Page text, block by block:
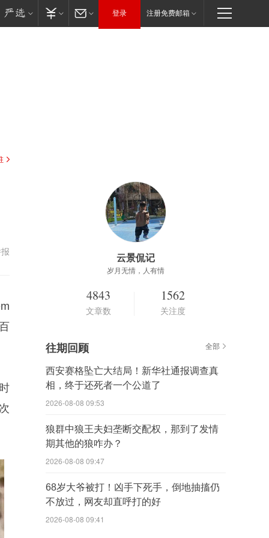
登录 注册免费邮箱
云景侃记
岁月无情，人有情
4843
文章数
1562
关注度
往期回顾 全部
西安赛格坠亡大结局！新华社通报调查真
相，终于还死者一个公道了
2026-08-08 09:53
狼群中狼王夫妇垄断交配权，那到了发情
期其他的狼咋办？
2026-08-08 09:47
68岁大爷被打！凶手下死手，倒地抽搐仍
不放过，网友却直呼打的好
2026-08-08 09:41